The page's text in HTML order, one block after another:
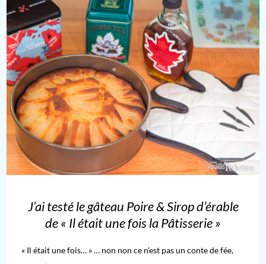
J’ai testé le gâteau Poire & Sirop d’érable
de « Il était une fois la Pâtisserie »
« Il était une fois… » … non non ce n’est pas un conte de fée,